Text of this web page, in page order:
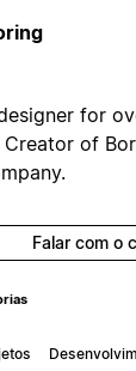
for
of
Falar com o